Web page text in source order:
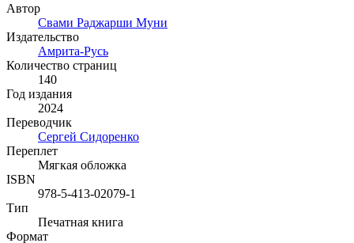
Автор
Свами Раджарши Муни
Издательство
Амрита-Русь
Количество страниц
140
Год издания
2024
Переводчик
Сергей Сидоренко
Переплет
Мягкая обложка
ISBN
978-5-413-02079-1
Тип
Печатная книга
Формат